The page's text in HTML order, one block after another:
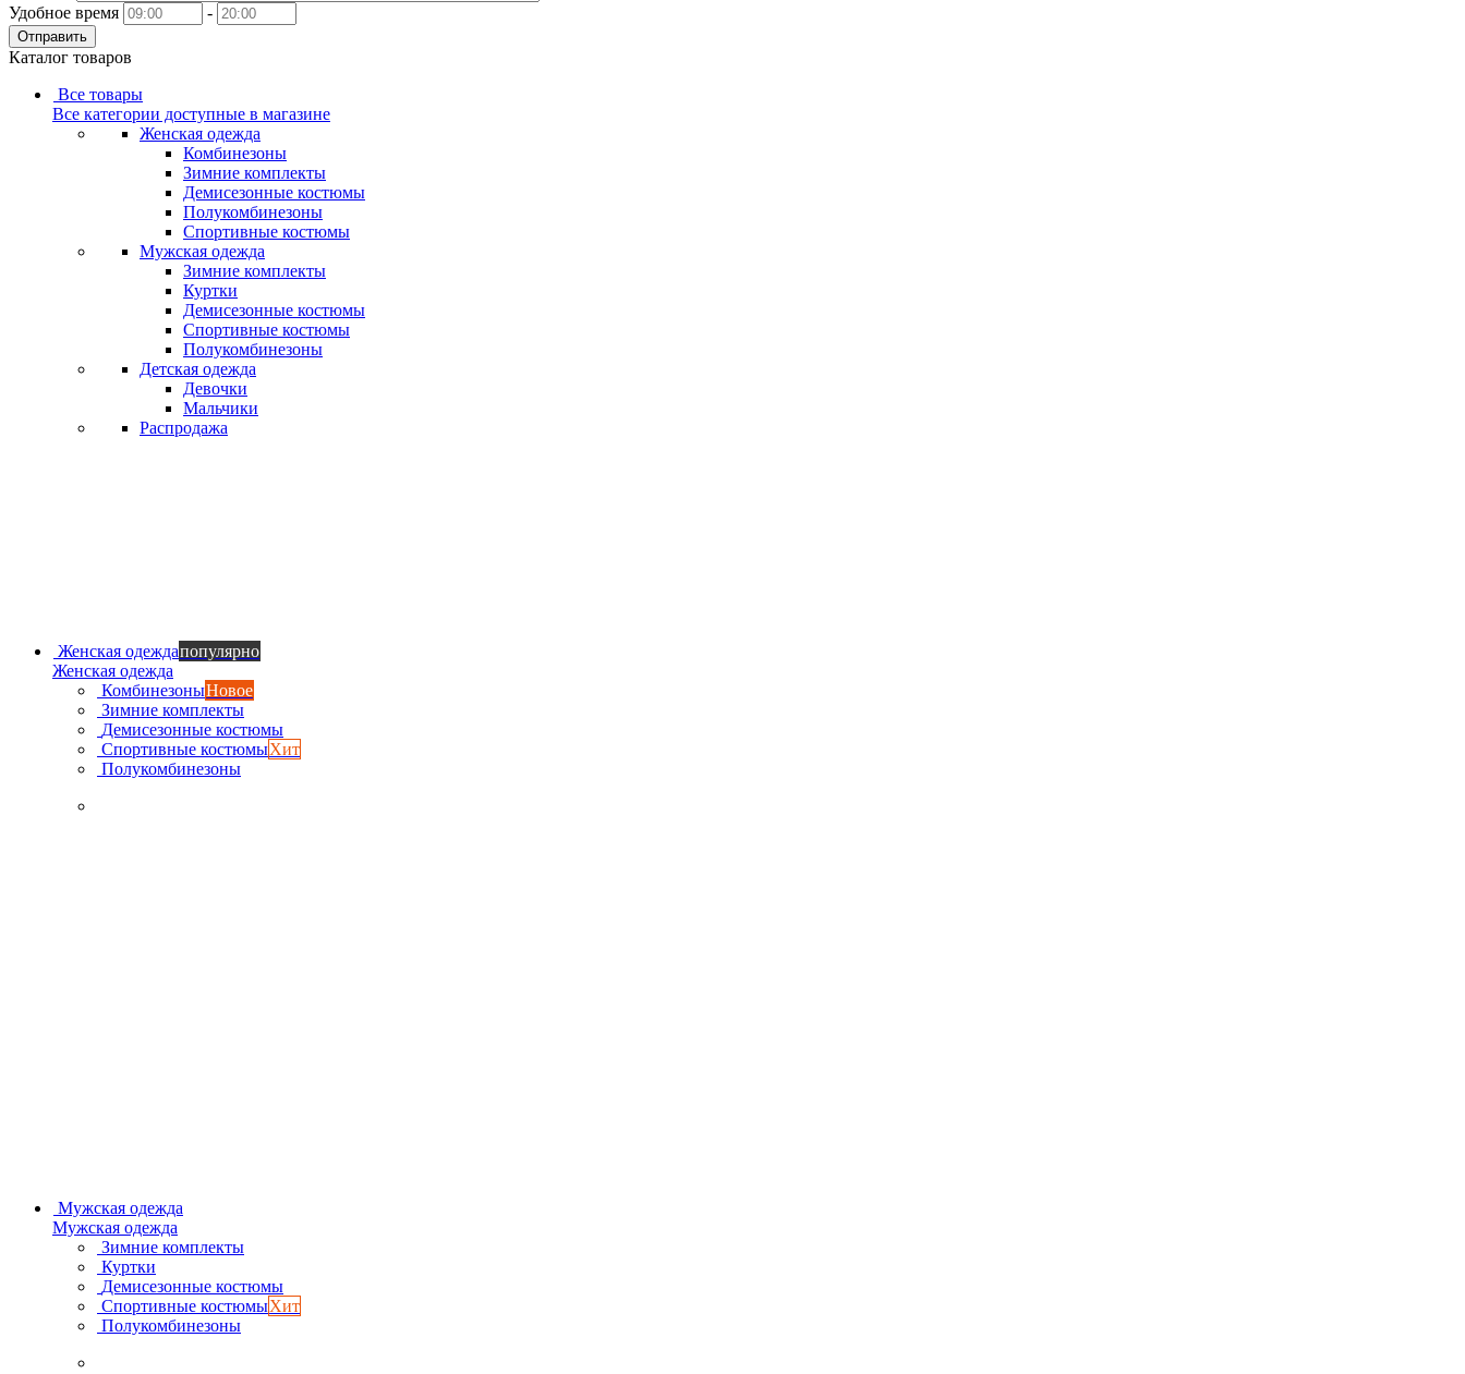
Удобное время
-
Отправить
Каталог товаров
Все товары
Все категории доступные в магазине
Женская одежда
Комбинезоны
Зимние комплекты
Демисезонные костюмы
Полукомбинезоны
Спортивные костюмы
Мужская одежда
Зимние комплекты
Куртки
Демисезонные костюмы
Спортивные костюмы
Полукомбинезоны
Детская одежда
Девочки
Мальчики
Распродажа
Женская одеждапопулярно
Женская одежда
КомбинезоныНовое
Зимние комплекты
Демисезонные костюмы
Спортивные костюмыХит
Полукомбинезоны
Мужская одежда
Мужская одежда
Зимние комплекты
Куртки
Демисезонные костюмы
Спортивные костюмыХит
Полукомбинезоны